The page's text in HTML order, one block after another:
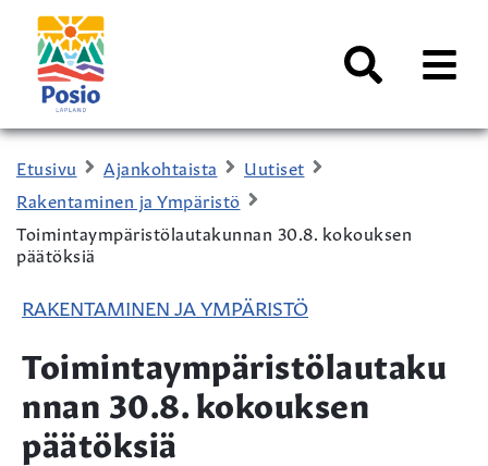
Siirry sisältöön
Kaupungin
logo
AVAA
Etusivu Ajankohtaista
Uutiset
Rakentaminen ja Ympäristö
Toimintaympäristölautakunnan 30.8. kokouksen
päätöksiä
RAKENTAMINEN JA YMPÄRISTÖ
Toimintaympäristölautaku
nnan 30.8. kokouksen
päätöksiä